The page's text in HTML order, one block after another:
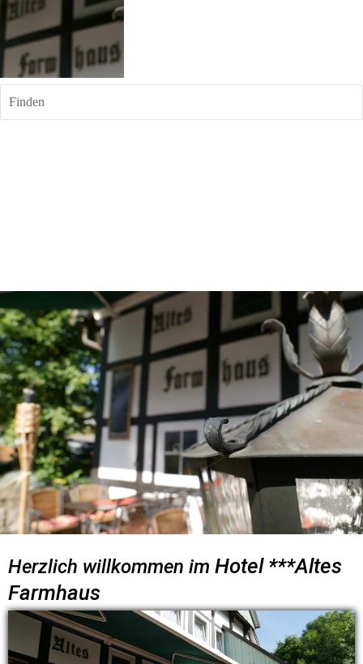
Finden
Herzlich willkommen im Hotel ***Altes
Farmhaus